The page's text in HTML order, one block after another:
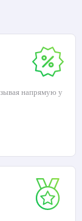
напрямую у